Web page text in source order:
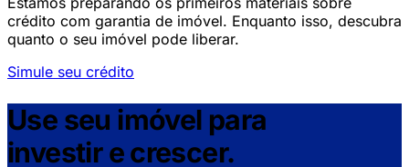
crédito com garantia de imóvel. Enquanto isso, descubra
quanto o seu imóvel pode liberar.
Simule seu crédito
Use seu imóvel para
investir e crescer.